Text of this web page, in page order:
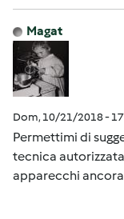
Magat
Dom, 10/21/2018 -
Permettimi di
tecnica
apparecchi